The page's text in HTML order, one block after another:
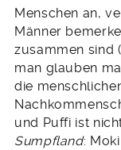
Menschen an,
Männer
zusammen sind
man glauben
die
und Puffi ist
Sumpfland: